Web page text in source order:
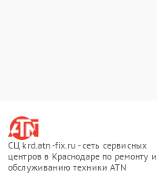
СЦ krd.atn-fix.ru - сеть сервисных
центров в Краснодаре по ремонту и
обслуживанию техники ATN